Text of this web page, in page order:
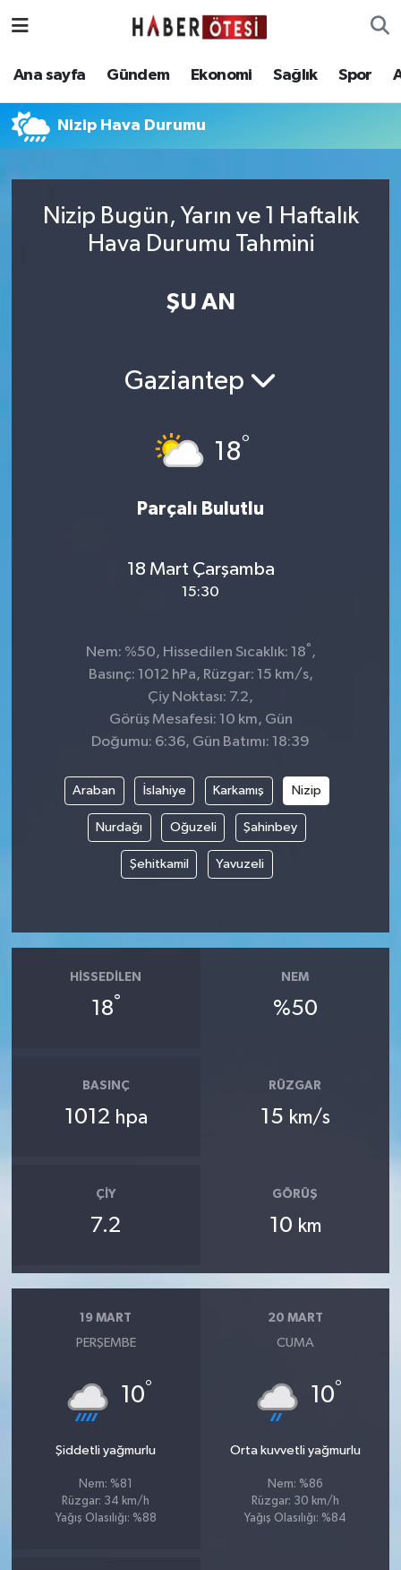
Ana sayfa Gündem Ekonomi Sağlık Spor
Nizip Hava Durumu
Nizip Bugün, Yarın ve 1 Haftalık
Hava Durumu Tahmini
ŞU AN
Gaziantep
18°
Parçalı Bulutlu
18 Mart Çarşamba
15:30
Nem: %50, Hissedilen Sıcaklık: 18° ,
Basınç: 1012 hPa, Rüzgar: 15 km/s,
Çiy Noktası: 7.2,
Görüş Mesafesi: 10 km, Gün
Doğumu: 6:36, Gün Batımı: 18:39
Araban İslahiye Karkamış Nizip
Nurdağı Oğuzeli Şahinbey
Şehitkamil Yavuzeli
HISSEDILEN
18°
NEM
%50
BASINÇ
1012 hpa
RÜZGAR
15 km/s
ÇIY
7.2
GÖRÜŞ
10 km
19 MART
PERŞEMBE
10°
Şiddetli yağmurlu
Nem: %81
Rüzgar: 34 km/h
Yağış Olasılığı: %88
20 MART
CUMA
10°
Orta kuvvetli yağmurlu
Nem: %86
Rüzgar: 30 km/h
Yağış Olasılığı: %84
Ana sayfa
Sağlık
Eskişehir Nöbetçi Eczaneler
Eskişehir Trafik Yoğunluk Haritası
Süper Lig Puan Durumu ve Fikstür
Haber Arşivi